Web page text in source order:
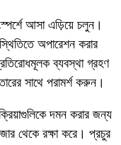
আসা এড়িয়ে চলুন।
অপারেশন করার
ব্যবস্থা গ্রহণ
সাথে পরামর্শ করুন।
দমন করার জন্য
থেকে রক্ষা করে। প্রচুর